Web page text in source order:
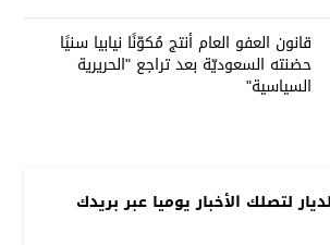
قانون العفو العام أنتج مُكوّنًا نيابيا سنيًا
حضنته السعوديّة بعد تراجع "الحريرية
السياسية"
لتصلك الأخبار يوميا عبر بريدك